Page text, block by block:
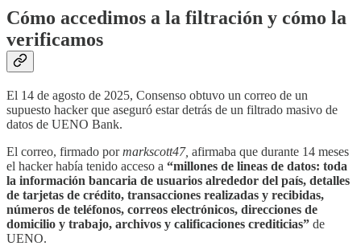
Cómo accedimos a la filtración y cómo la
verificamos
El 14 de agosto de 2025, Consenso obtuvo un correo de un
supuesto hacker que aseguró estar detrás de un filtrado masivo de
datos de UENO Bank.
El correo, firmado pormarkscott47, afirmaba que durante 14 meses
el hacker había tenido acceso a “millones de lineas de datos: toda
la información bancaria de usuarios alrededor del país, detalles
de tarjetas de crédito, transacciones realizadas y recibidas,
números de teléfonos, correos electrónicos, direcciones de
domicilio y trabajo, archivos y calificaciones crediticias” de
UENO.